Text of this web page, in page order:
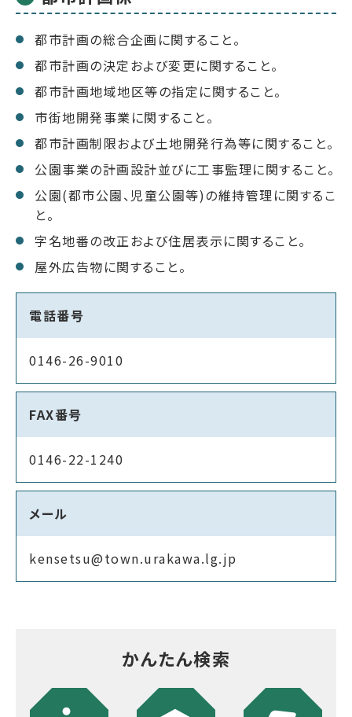
都市計画の総合企画に関すること。
都市計画の決定および変更に関すること。
都市計画地域地区等の指定に関すること。
市街地開発事業に関すること。
都市計画制限および土地開発行為等に関すること。
公園事業の計画設計並びに工事監理に関すること。
公園(都市公園、児童公園等)の維持管理に関するこ
と。
字名地番の改正および住居表示に関すること。
屋外広告物に関すること。
電話番号
0146-26-9010
FAX番号
0146-22-1240
メール
kensetsu@town.urakawa.lg.jp
かんたん検索